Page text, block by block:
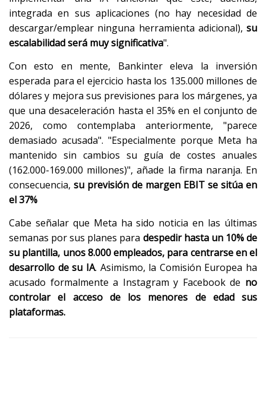
integrada en sus aplicaciones (no hay necesidad de
descargar/emplear ninguna herramienta adicional), su
escalabilidad será muy significativa".
Con esto en mente, Bankinter eleva la inversión
esperada para el ejercicio hasta los 135.000 millones de
dólares y mejora sus previsiones para los márgenes, ya
que una desaceleración hasta el 35% en el conjunto de
2026, como contemplaba anteriormente, "parece
demasiado acusada". "Especialmente porque Meta ha
mantenido sin cambios su guía de costes anuales
(162.000-169.000 millones)", añade la firma naranja. En
consecuencia, su previsión de margen EBIT se sitúa en
el 37%
Cabe señalar que Meta ha sido noticia en las últimas
semanas por sus planes para despedir hasta un 10% de
su plantilla, unos 8.000 empleados, para centrarse en el
desarrollo de su IA. Asimismo, la Comisión Europea ha
acusado formalmente a Instagram y Facebook de no
controlar el acceso de los menores de edad sus
plataformas.